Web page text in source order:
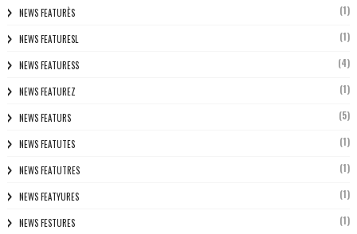
NEWS FEATURÈS (1)
NEWS FEATURESL (1)
NEWS FEATURESS (4)
NEWS FEATUREZ (1)
NEWS FEATURS (5)
NEWS FEATUTES (1)
NEWS FEATUTRES (1)
NEWS FEATYURES (1)
NEWS FESTURES (1)